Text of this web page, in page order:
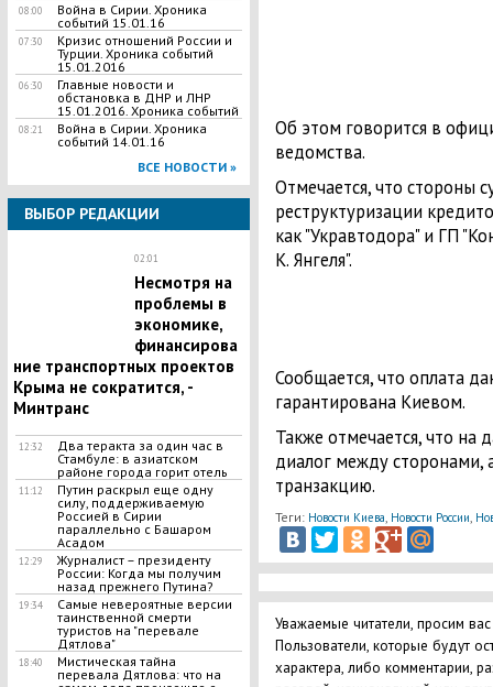
08:00
Война в Сирии. Хроника
событий 15.01.16
07:30
Кризис отношений России и
Турции. Хроника событий
15.01.2016
06:30
Главные новости и
обстановка в ДНР и ЛНР
15.01.2016. Хроника событий
08:21
Война в Сирии. Хроника
событий 14.01.16
ВСЕ НОВОСТИ »
ВЫБОР РЕДАКЦИИ
02:01
Несмотря на
проблемы в
экономике,
финансирова
ние транспортных проектов
Крыма не сократится, -
Минтранс
12:32
Два теракта за один час в
Стамбуле: в азиатском
районе города горит отель
11:12
Путин раскрыл еще одну
силу, поддерживаемую
Россией в Сирии
параллельно с Башаром
Асадом
12:29
Журналист – президенту
России: Когда мы получим
назад прежнего Путина?
19:34
Самые невероятные версии
таинственной смерти
туристов на "перевале
Дятлова"
18:40
Мистическая тайна
перевала Дятлова: что на
Об этом говорится в
ведомства.
Отмечается, что стороны
реструктуризации
как "Укравтодора" и ГП
К. Янгеля".
Сообщается, что оплата
гарантирована Киевом.
Также отмечается, что
диалог между сторонами,
транзакцию.
Теги: Новости Киева Новости России
Уважаемые читатели, просим
Пользователи, которые будут
характера, либо комментарии,